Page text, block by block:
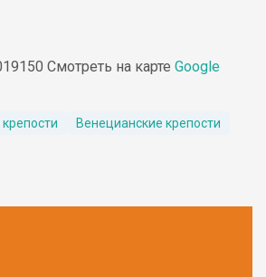
Смотреть на карте Google
Венецианские крепости